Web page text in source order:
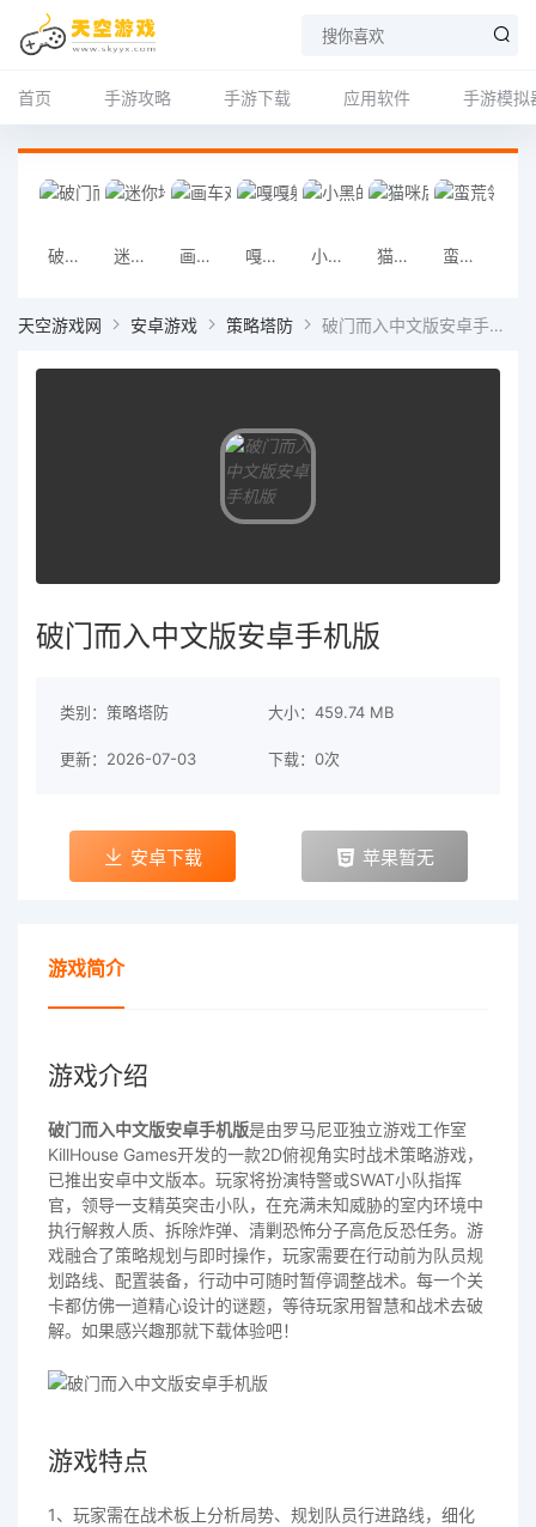
首页 手游攻略 手游下载 应用软件 手游模拟
破门而入中文版安卓手机版 迷你地铁安卓手机版 画车对决(Draw Joust)安卓手机版 嘎嘎射击安卓手机版 小黑的宝藏2安卓手机版 猫咪后院2安卓手机版 蛮荒领主安卓手机版
天空游戏网 安卓游戏 策略塔防 破门而入中文版安卓手机版
破门而入中文版安卓手机版
类别：策略塔防 大小：459.74 MB
更新：2026-07-03 下载：0次
安卓下载 苹果暂无
游戏简介
游戏介绍
破门而入中文版安卓手机版是由罗马尼亚独立游戏工作室
KillHouse Games开发的一款2D俯视角实时战术策略游戏，
已推出安卓中文版本。玩家将扮演特警或SWAT小队指挥
官，领导一支精英突击小队，在充满未知威胁的室内环境中
执行解救人质、拆除炸弹、清剿恐怖分子高危反恐任务。游
戏融合了策略规划与即时操作，玩家需要在行动前为队员规
划路线、配置装备，行动中可随时暂停调整战术。每一个关
卡都仿佛一道精心设计的谜题，等待玩家用智慧和战术去破
解。如果感兴趣那就下载体验吧！
游戏特点
1、玩家需在战术板上分析局势、规划队员行进路线，细化